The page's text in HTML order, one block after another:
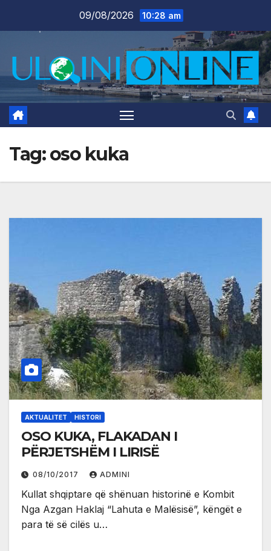
09/08/2026 10:28 am
Tag:oso kuka
AKTUALITET HISTORI
OSO KUKA, FLAKADAN I
PËRJETSHËM I LIRISË
08/10/2017 ADMINI
Kullat shqiptare që shënuan historinë e Kombit
Nga Azgan Haklaj “Lahuta e Malësisë”, këngët e
para të së cilës u…